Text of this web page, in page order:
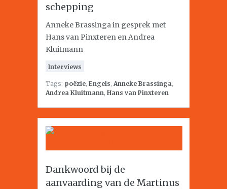
schepping
Anneke Brassinga in gesprek met
Hans van Pinxteren en Andrea
Kluitmann
Interviews
Tags: poëzie, Engels, Anneke Brassinga,
Andrea Kluitmann, Hans van Pinxteren
Dankwoord bij de
aanvaarding van de Martinus